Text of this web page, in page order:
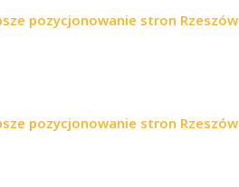
pozycjonowanie stron Rzeszów
pozycjonowanie stron Rzeszów